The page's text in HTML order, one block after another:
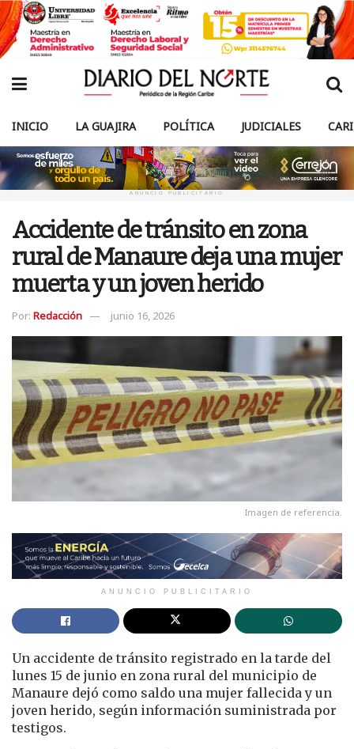
INICIO LA GUAJIRA POLÍTICA JUDICIALES
ANUNCIO PUBLICITARIO
Accidente de tránsito en zona
rural de Manaure deja una mujer
muerta y un joven herido
Por: Redacción junio 16, 2026
Imagen de referencia.
ANUNCIO PUBLICITARIO
Un accidente de tránsito registrado en la tarde del
lunes 15 de junio en zona rural del municipio de
Manaure dejó como saldo una mujer fallecida y un
joven herido, según información suministrada por
testigos.